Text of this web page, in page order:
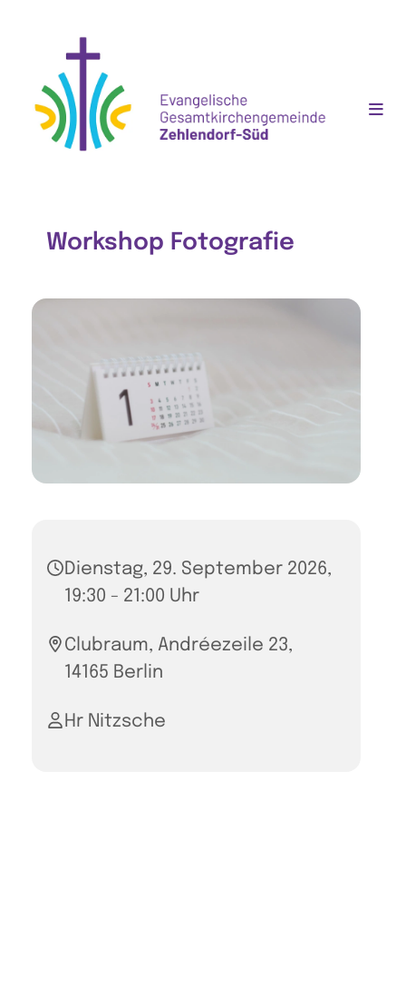
Workshop Fotografie
Dienstag, 29. September 2026,
19:30 - 21:00 Uhr
Clubraum, Andréezeile 23,
14165 Berlin
Hr Nitzsche